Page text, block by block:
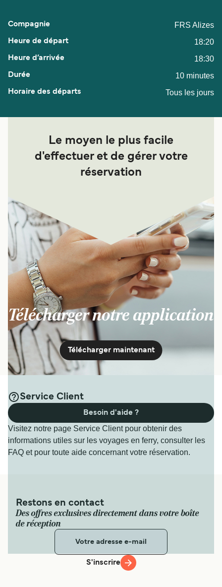
FRS Alizes
18:20
18:30
10 minutes
Tous les jours
Le moyen le plus facile
d'effectuer et de gérer votre
réservation
Télécharger notre application
Télécharger maintenant
Service Client
Visitez notre page Service Client pour obtenir des
informations utiles sur les voyages en ferry, consulter les
FAQ et pour toute aide concernant votre réservation.
Besoin d'aide ?
Restons en contact
Des offres exclusives directement dans votre boîte
de réception
S'inscrire